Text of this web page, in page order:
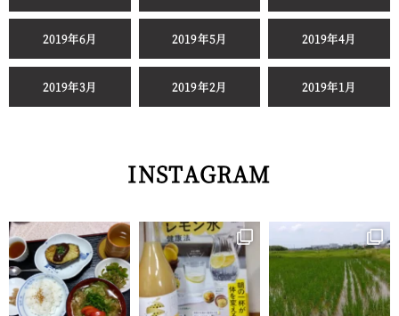
2019年6月 2019年5月 2019年4月
2019年3月 2019年2月 2019年1月
INSTAGRAM